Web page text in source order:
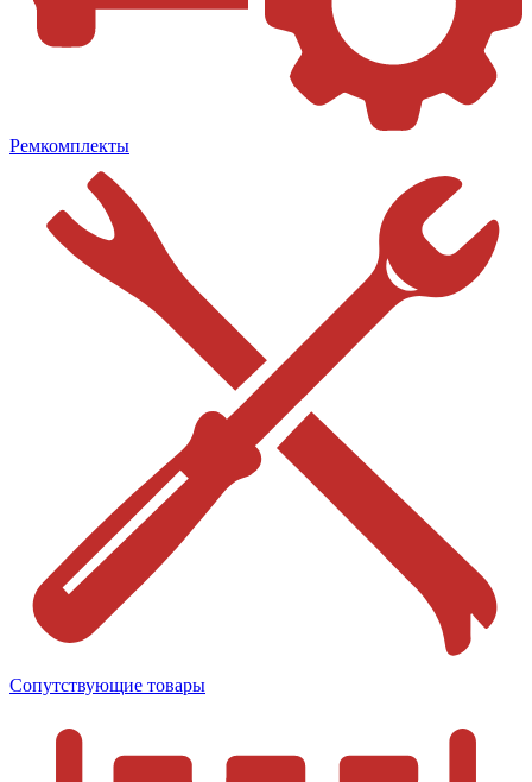
Ремкомплекты
Сопутствующие товары